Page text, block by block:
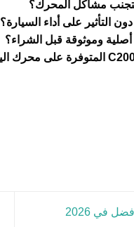
على أداء السيارة؟
في 2026